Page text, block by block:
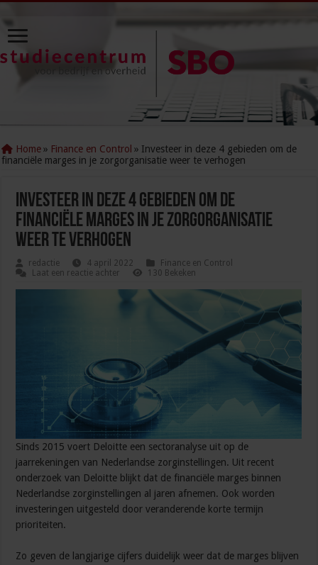
Home » Finance en Control » Investeer in deze 4 gebieden om de
financiële marges in je zorgorganisatie weer te verhogen
Investeer in deze 4 gebieden om de
financiële marges in je zorgorganisatie
weer te verhogen
redactie 4 april 2022
Finance en Control
Laat een reactie achter
130 Bekeken
Sinds 2015 voert Deloitte een sectoranalyse uit op de
jaarrekeningen van Nederlandse zorginstellingen. Uit recent
onderzoek van Deloitte blijkt dat de financiële marges binnen
Nederlandse zorginstellingen al jaren afnemen. Ook worden
investeringen uitgesteld door veranderende korte termijn
prioriteiten.
Zo geven de langjarige cijfers duidelijk weer dat de marges blijven